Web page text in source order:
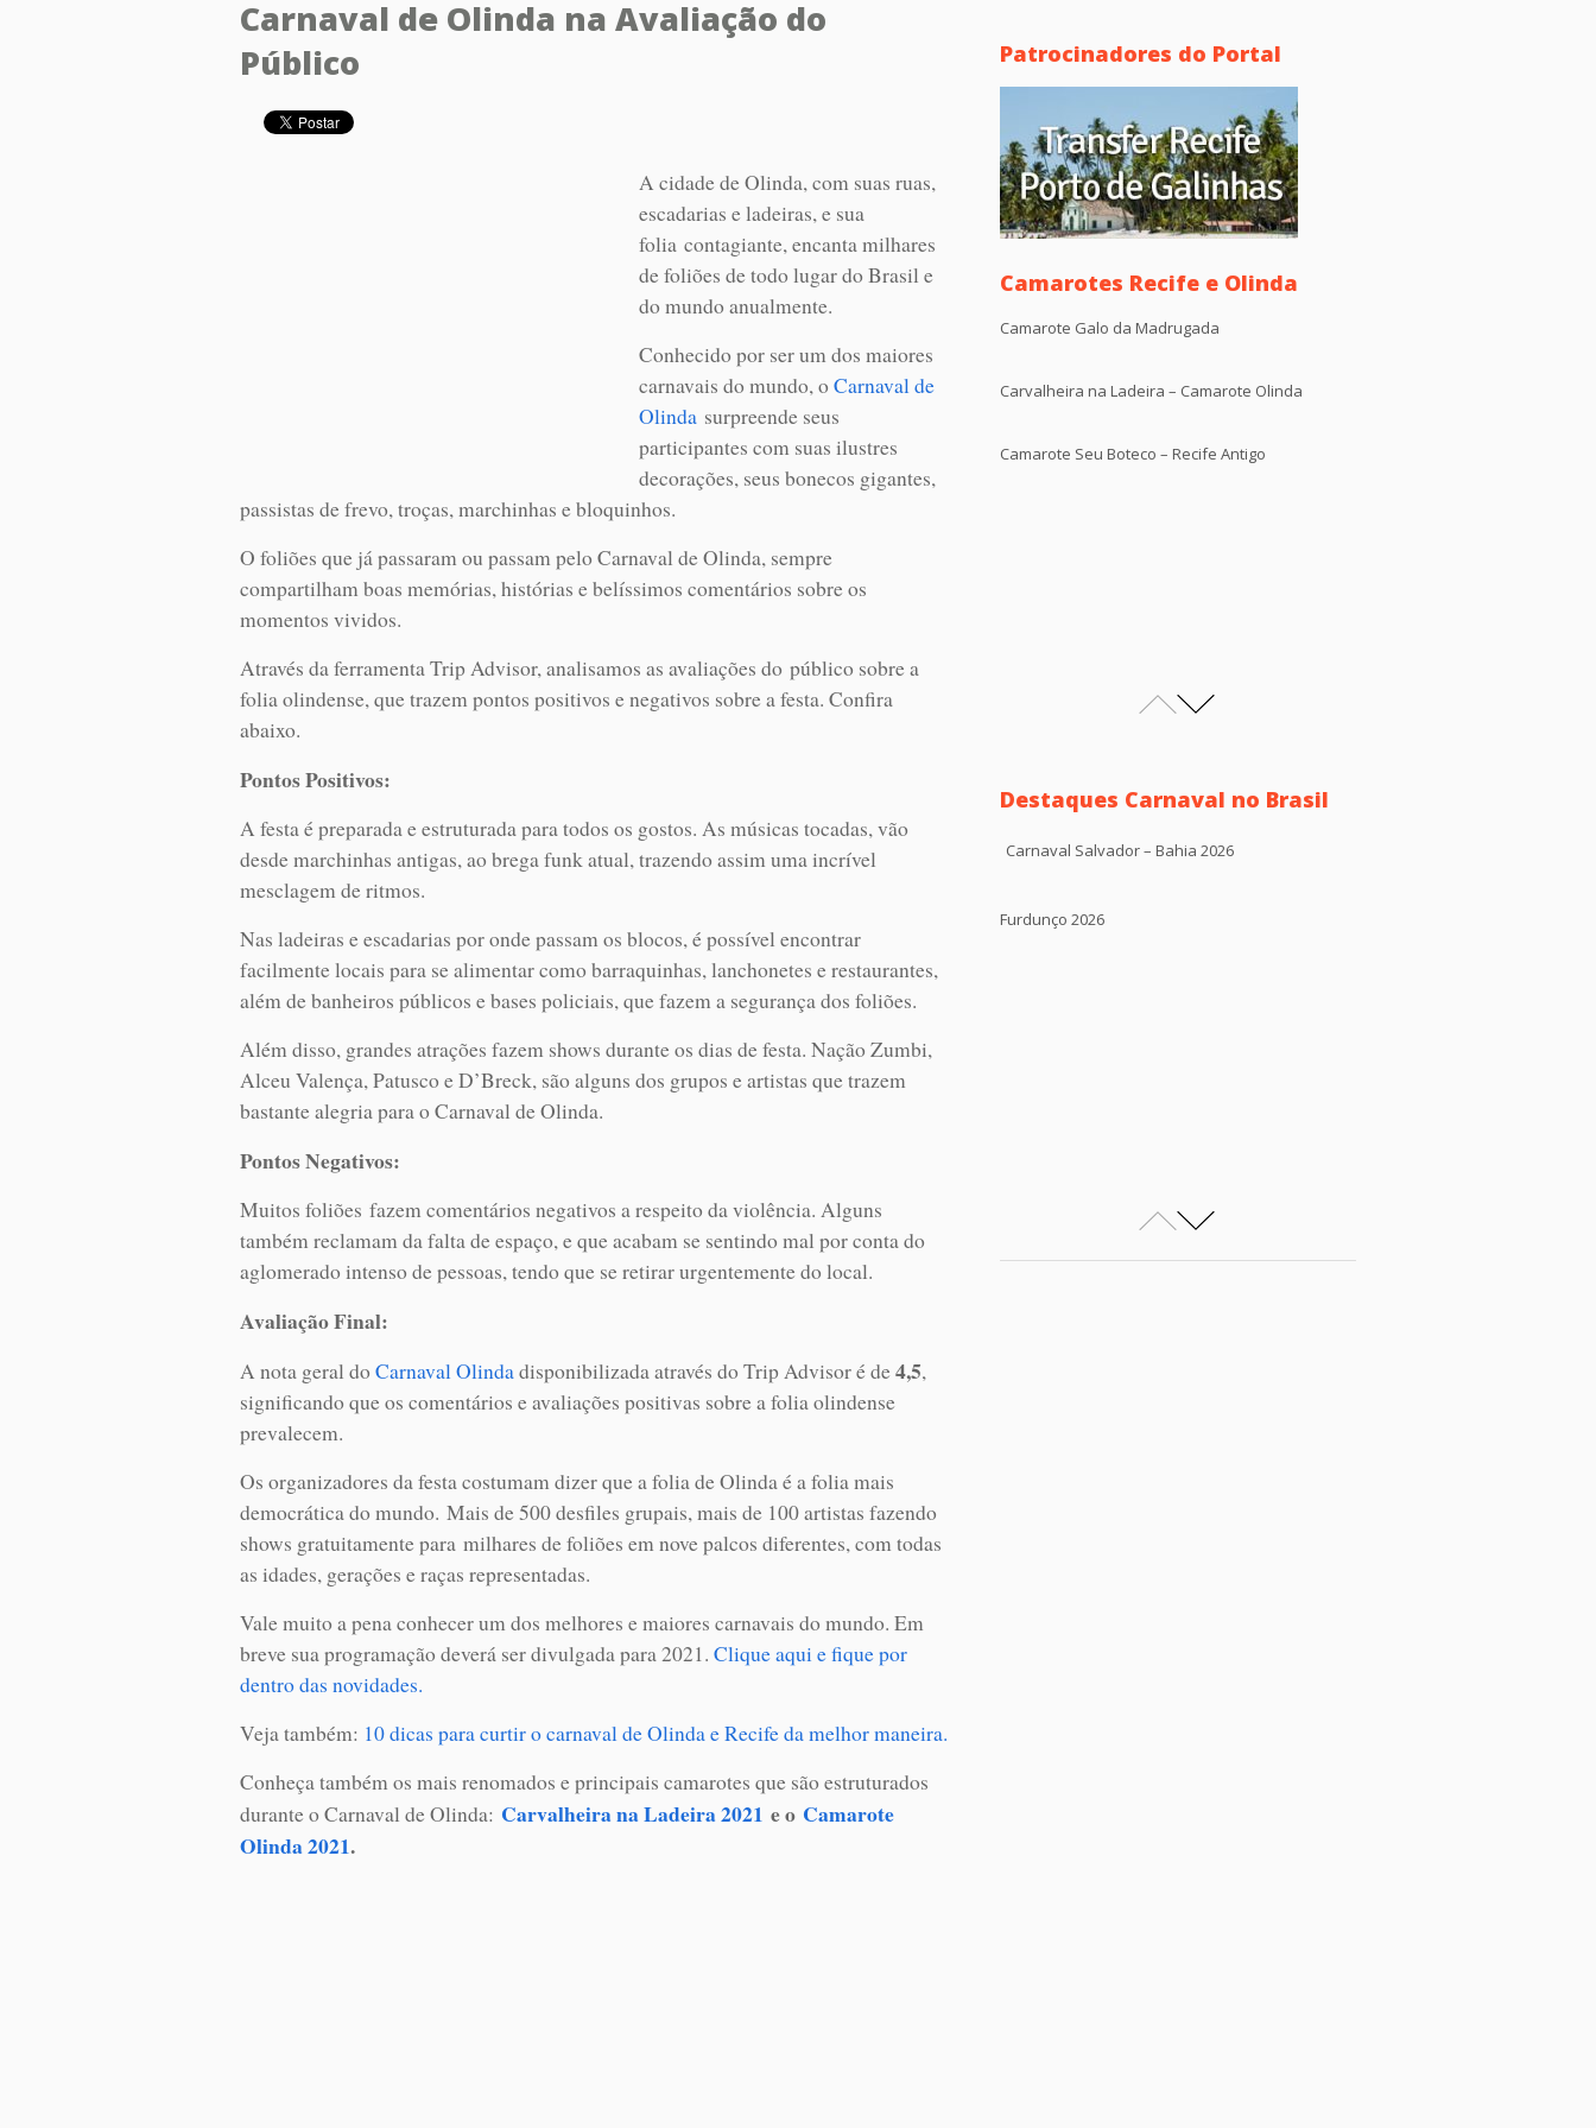
Carnaval de Olinda na Avaliação do
Público
A cidade de Olinda, com suas ruas,
escadarias e ladeiras, e sua
folia contagiante, encanta milhares
de foliões de todo lugar do Brasil e
do mundo anualmente.
Conhecido por ser um dos maiores
carnavais do mundo, o Carnaval de
Olinda surpreende seus
participantes com suas ilustres
decorações, seus bonecos gigantes,
passistas de frevo, troças, marchinhas e bloquinhos.
O foliões que já passaram ou passam pelo Carnaval de Olinda, sempre
compartilham boas memórias, histórias e belíssimos comentários sobre os
momentos vividos.
Através da ferramenta Trip Advisor, analisamos as avaliações do público sobre a
folia olindense, que trazem pontos positivos e negativos sobre a festa. Confira
abaixo.
Pontos Positivos:
A festa é preparada e estruturada para todos os gostos. As músicas tocadas, vão
desde marchinhas antigas, ao brega funk atual, trazendo assim uma incrível
mesclagem de ritmos.
Nas ladeiras e escadarias por onde passam os blocos, é possível encontrar
facilmente locais para se alimentar como barraquinhas, lanchonetes e restaurantes,
além de banheiros públicos e bases policiais, que fazem a segurança dos foliões.
Além disso, grandes atrações fazem shows durante os dias de festa. Nação Zumbi,
Alceu Valença, Patusco e D’Breck, são alguns dos grupos e artistas que trazem
bastante alegria para o Carnaval de Olinda.
Pontos Negativos:
Muitos foliões fazem comentários negativos a respeito da violência. Alguns
também reclamam da falta de espaço, e que acabam se sentindo mal por conta do
aglomerado intenso de pessoas, tendo que se retirar urgentemente do local.
Avaliação Final:
A nota geral do Carnaval Olindadisponibilizada através do Trip Advisor é de4,5,
significando que os comentários e avaliações positivas sobre a folia olindense
prevalecem.
Os organizadores da festa costumam dizer que a folia de Olinda é a folia mais
democrática do mundo. Mais de 500 desfiles grupais, mais de 100 artistas fazendo
shows gratuitamente para milhares de foliões em nove palcos diferentes, com todas
as idades, gerações e raças representadas.
Vale muito a pena conhecer um dos melhores e maiores carnavais do mundo. Em
breve sua programação deverá ser divulgada para 2021. Clique aqui e fique por
dentro das novidades.
Veja também: 10 dicas para curtir o carnaval de Olinda e Recife da melhor maneira.
Conheça também os mais renomados e principais camarotes que são estruturados
durante o Carnaval de Olinda: Carvalheira na Ladeira 2021 e o Camarote
Olinda 2021.
Patrocinadores do Portal
Camarotes Recife e Olinda
Camarote Galo da Madrugada
Carvalheira na Ladeira – Camarote Olinda
Camarote Seu Boteco – Recife Antigo
Destaques Carnaval no Brasil
Carnaval Salvador – Bahia 2026
Furdunço 2026